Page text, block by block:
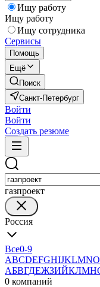
Ищу работу
Ищу работу
Ищу сотрудника
Сервисы
Помощь
Ещё
Поиск
Санкт-Петербург
Войти
Войти
Создать резюме
газпроект
Россия
Все0-9
ABCDEFGHIJKLMNO
АБВГДЕЖЗИЙКЛМН
0 компаний